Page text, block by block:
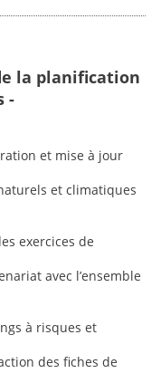
la planification
-
et mise à jour
et climatiques
exercices de
avec l’ensemble
à risques et
des fiches de